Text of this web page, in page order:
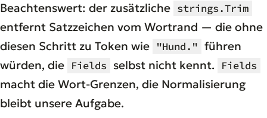
Beachtenswert: der zusätzliche strings.Trim
entfernt Satzzeichen vom Wortrand — die ohne
diesen Schritt zu Token wie "Hund." führen
würden, die Fields selbst nicht kennt. Fields
macht die Wort-Grenzen, die Normalisierung
bleibt unsere Aufgabe.